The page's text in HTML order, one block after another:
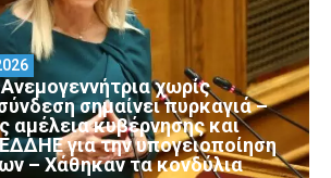
χωρίς
σημαίνει πυρκαγιά –
κυβέρνησης και
για την υπογειοποίηση
– Χάθηκαν τα κονδύλια